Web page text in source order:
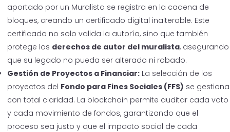
aportado por un Muralista se registra en la cadena de
bloques, creando un certificado digital inalterable. Este
certificado no solo valida la autoría, sino que también
protege los derechos de autor del muralista, asegurando
que su legado no pueda ser alterado ni robado.
Gestión de Proyectos a Financiar: La selección de los
proyectos del Fondo para Fines Sociales (FFS) se gestiona
con total claridad. La blockchain permite auditar cada voto
y cada movimiento de fondos, garantizando que el
proceso sea justo y que el impacto social de cada